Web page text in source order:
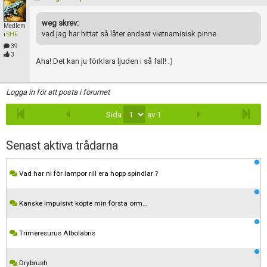
Medlem
i SHF
39
3
weg skrev:
vad jag har hittat så låter endast vietnamisisk pinne
Aha! Det kan ju förklara ljuden i så fall! :)
Logga in för att posta i forumet
Sida av 1
Senast aktiva trådarna
Vad har ni för lampor rill era hopp spindlar ?
Kanske impulsivt köpte min första orm…
Trimeresurus Albolabris
Drybrush